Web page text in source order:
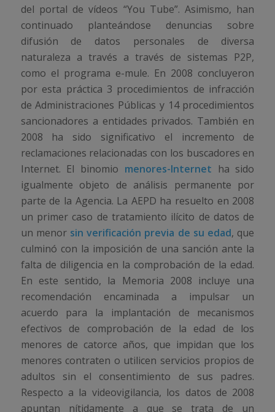
del portal de vídeos “You Tube”. Asimismo, han
continuado planteándose denuncias sobre
difusión de datos personales de diversa
naturaleza a través a través de sistemas P2P,
como el programa e-mule. En 2008 concluyeron
por esta práctica 3 procedimientos de infracción
de Administraciones Públicas y 14 procedimientos
sancionadores a entidades privados. También en
2008 ha sido significativo el incremento de
reclamaciones relacionadas con los buscadores en
Internet. El binomio menores-Internet ha sido
igualmente objeto de análisis permanente por
parte de la Agencia. La AEPD ha resuelto en 2008
un primer caso de tratamiento ilícito de datos de
un menor sin verificación previa de su edad, que
culminó con la imposición de una sanción ante la
falta de diligencia en la comprobación de la edad.
En este sentido, la Memoria 2008 incluye una
recomendación encaminada a impulsar un
acuerdo para la implantación de mecanismos
efectivos de comprobación de la edad de los
menores de catorce años, que impidan que los
menores contraten o utilicen servicios propios de
adultos sin el consentimiento de sus padres.
Respecto a la videovigilancia, los datos de 2008
apuntan nítidamente a que se trata de un